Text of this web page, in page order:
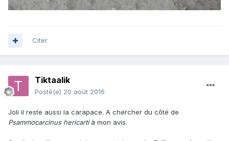
Citer
Tiktaalik
Posté(e) 20 août 2016
Joli il reste aussi la carapace. A chercher du côté de
Psammocarcinus hericartià mon avis.